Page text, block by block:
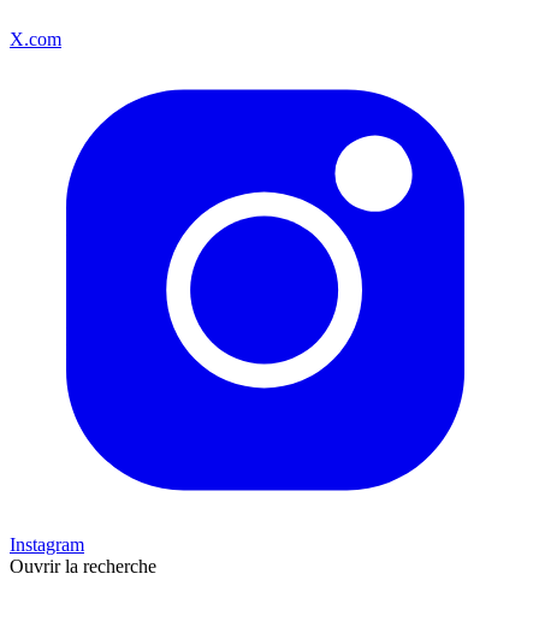
X.com
Instagram
Ouvrir la recherche